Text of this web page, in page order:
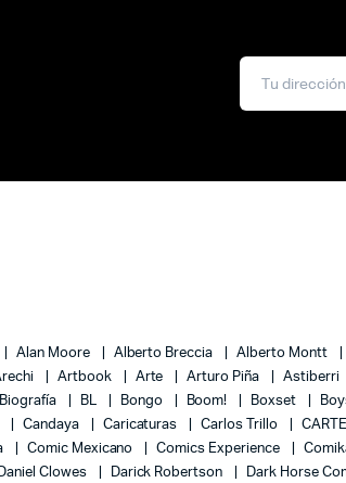
Alan Moore Alberto Breccia Alberto Montt
Artbook Arte Arturo Piña Astiberri
Biografía BL Bongo Boom! Boxset
Candaya Caricaturas Carlos Trillo
Comic Mexicano Comics Experience
Daniel Clowes Darick Robertson Dark Horse